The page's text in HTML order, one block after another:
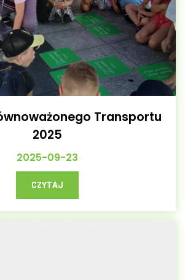
Transportu
2025
2025-09-23
CZYTAJ